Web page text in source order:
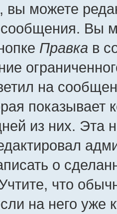
можете
Вы
Правка в
на
показывает
из них. Эта
о
что
на него уже